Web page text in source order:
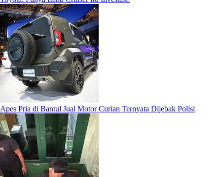
Apes Pria di Bantul Jual Motor Curian Ternyata Dijebak Polisi